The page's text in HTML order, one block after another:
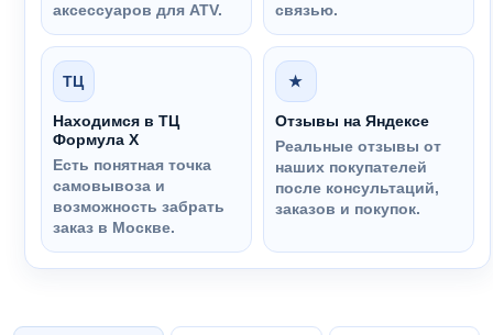
аксессуаров для ATV.
связью.
ТЦ
Находимся в ТЦ
Формула Х
Есть понятная точка
самовывоза и
возможность забрать
заказ в Москве.
★
Отзывы на Яндексе
Реальные отзывы от
наших покупателей
после консультаций,
заказов и покупок.